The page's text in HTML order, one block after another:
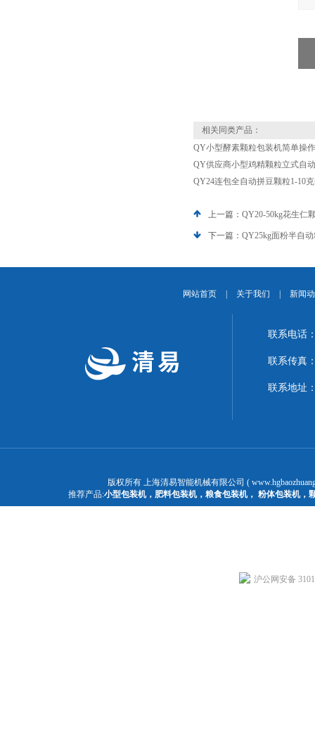
相关同类产品：
QY小型酵素颗粒包装机简单操作
QY供应商小型鸡精颗粒立式自
QY24连包全自动拼豆颗粒1-10
上一篇： QY20-50kg花生仁
下一篇： QY25kg面粉半自
网站首页 关于我们 新闻
联系电话
联系传真
联系地址
版权所有 上海清易智能机械有限公司 (
推荐产品:小型包装机， 肥料包装机， 粮食包装机， 粉体包装机，
沪公网安备